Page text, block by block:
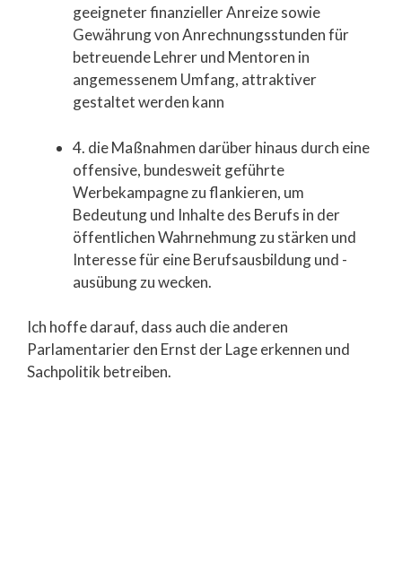
geeigneter finanzieller Anreize sowie
Gewährung von Anrechnungsstunden für
betreuende Lehrer und Mentoren in
angemessenem Umfang, attraktiver
gestaltet werden kann
4. die Maßnahmen darüber hinaus durch eine
offensive, bundesweit geführte
Werbekampagne zu flankieren, um
Bedeutung und Inhalte des Berufs in der
öffentlichen Wahrnehmung zu stärken und
Interesse für eine Berufsausbildung und -
ausübung zu wecken.
Ich hoffe darauf, dass auch die anderen
Parlamentarier den Ernst der Lage erkennen und
Sachpolitik betreiben.